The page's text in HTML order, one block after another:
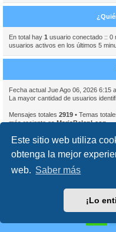
Este sitio web utiliza
obtenga la mejor
web. Saber más
¡Lo
En total hay 1 usuario conectado :: 0
usuarios activos en los últimos 5
Fecha actual Jue Ago 06, 2026 6:15
La mayor cantidad de usuarios
Mensajes totales 2919 • Temas
más reciente esMariaBelenLeon
Desarrollado por
® Forum
Traducción al español porphpBB
Condiciones